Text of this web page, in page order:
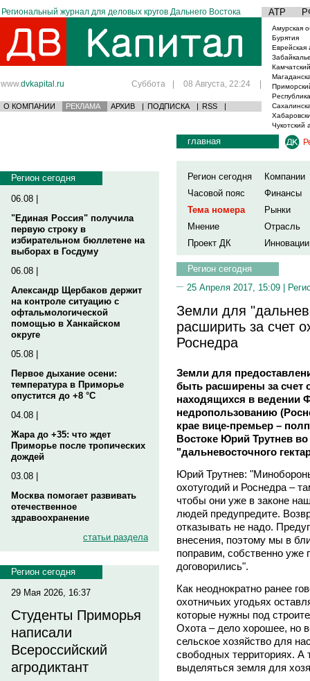
Региональный журнал для деловых кругов Дальнего Востока АТР
www.dvkapital.ru Суббота | 08 Августа, 22:24 |
О КОМПАНИИ РЕКЛАМА АРХИВ | ПОДПИСКА | RSS |
Амурская
Бурятия
Еврейская
Чукотский
Регион сегодня
06.08 |
"Единая Россия" получила
первую строку в
избирательном бюллетене на
выборах в Госдуму
06.08 |
Александр Щербаков держит
на контроле ситуацию с
офтальмологической
помощью в Ханкайском
округе
05.08 |
Первое дыхание осени:
температура в Приморье
опустится до +8 °C
04.08 |
Жара до +35: что ждет
Приморье после тропических
дождей
03.08 |
Москва помогает развивать
отечественное
здравоохранение
статьи раздела
Регион сегодня
29 Мая 2026, 16:37
Студенты Приморья
написали
Всероссийский
агродиктант
главная
Регион сегодня
Компании
Часовой пояс
Финансы
Тема номера
Рынки
Мнение
Отрасль
Проект ДК
Инновации
Регион сегодня
25 Апреля 2017, 15:09 |
Земли для
расширить за счет
Роснедра
Земли для
быть расширены за счет
находящихся в ведении
недропользованию
крае вице-премьер –
Востоке Юрий Трутнев
"дальневосточного
Юрий Трутнев:
охотугодий и Роснедра –
чтобы они уже в законе
людей предупредите.
отказывать не надо.
внесения, поэтому мы в
поправим, собственно
договорились".
Как неоднократно ранее
охотничьих угодьях
которые нужны под
Охота – дело хорошее, но
сельское хозяйство для
свободных территориях. А
выделяться земля для